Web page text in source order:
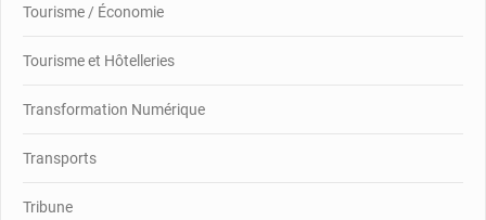
Tourisme / Économie
Tourisme et Hôtelleries
Transformation Numérique
Transports
Tribune